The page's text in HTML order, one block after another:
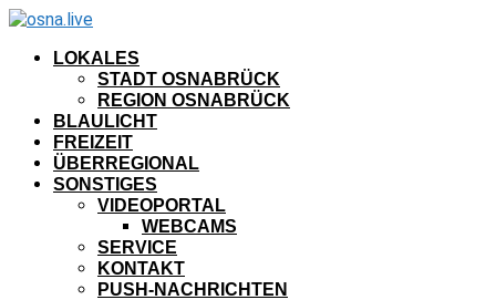
LOKALES
STADT OSNABRÜCK
REGION OSNABRÜCK
BLAULICHT
FREIZEIT
ÜBERREGIONAL
SONSTIGES
VIDEOPORTAL
WEBCAMS
SERVICE
KONTAKT
PUSH-NACHRICHTEN